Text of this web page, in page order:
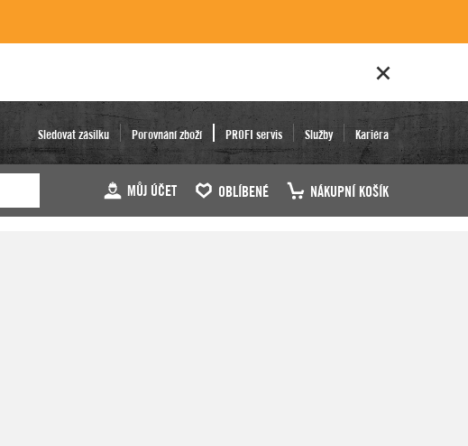
Sledovat zásilku Porovnání zboží PROFI servis Služby Kariéra
MŮJ ÚČET OBLÍBENÉ NÁKUPNÍ KOŠÍK